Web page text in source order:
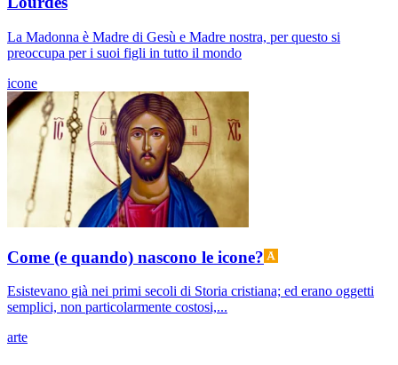
La Madonna è Madre di Gesù e Madre nostra, per questo si
preoccupa per i suoi figli in tutto il mondo
icone
Come (e quando) nascono le icone?
Esistevano già nei primi secoli di Storia cristiana; ed erano oggetti
semplici, non particolarmente costosi,...
arte